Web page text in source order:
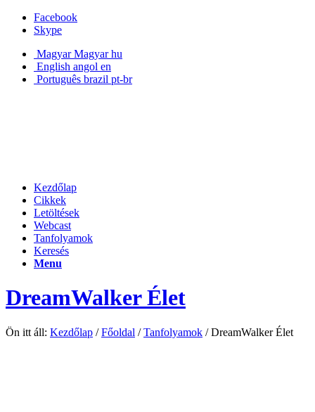
Facebook
Skype
Magyar Magyar hu
English angol en
Português brazil pt-br
Kezdőlap
Cikkek
Letöltések
Webcast
Tanfolyamok
Keresés
Menu
DreamWalker Élet
Ön itt áll: Kezdőlap / Főoldal / Tanfolyamok / DreamWalker Élet